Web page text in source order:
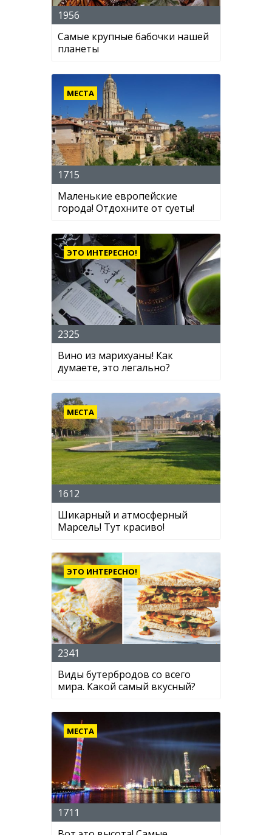
1956
Самые крупные бабочки нашей
планеты
МЕСТА
1715
Маленькие европейские
города! Отдохните от суеты!
ЭТО ИНТЕРЕСНО!
2325
Вино из марихуаны! Как
думаете, это легально?
МЕСТА
1612
Шикарный и атмосферный
Марсель! Тут красиво!
ЭТО ИНТЕРЕСНО!
2341
Виды бутербродов со всего
мира. Какой самый вкусный?
МЕСТА
1711